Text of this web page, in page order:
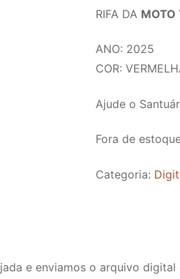
RIFA DA
ANO: 2025
COR:
Ajude o
Fora de
Categoria:
e enviamos o arquivo digital